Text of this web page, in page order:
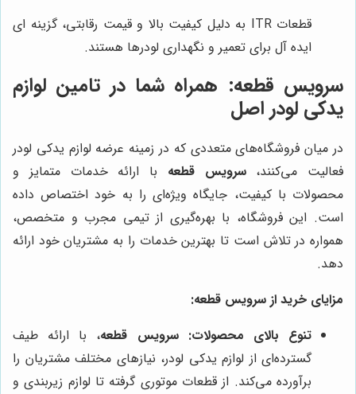
قطعات ITR به دلیل کیفیت بالا و قیمت رقابتی، گزینه ای
ایده آل برای تعمیر و نگهداری لودرها هستند.
سرویس قطعه: همراه شما در تامین لوازم
یدکی لودر اصل
در میان فروشگاه‌های متعددی که در زمینه عرضه لوازم یدکی لودر
فعالیت می‌کنند،سرویس قطعه با ارائه خدمات متمایز و
محصولات با کیفیت، جایگاه ویژه‌ای را به خود اختصاص داده
است. این فروشگاه، با بهره‌گیری از تیمی مجرب و متخصص،
همواره در تلاش است تا بهترین خدمات را به مشتریان خود ارائه
دهد.
مزایای خرید از سرویس قطعه:
تنوع بالای محصولات: سرویس قطعه، با ارائه طیف
گسترده‌ای از لوازم یدکی لودر، نیازهای مختلف مشتریان را
برآورده می‌کند. از قطعات موتوری گرفته تا لوازم زیربندی و